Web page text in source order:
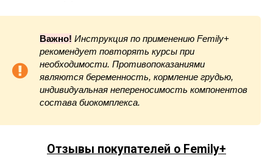
Важно! Инструкция по применению Femily+
рекомендует повторять курсы при
необходимости. Противопоказаниями
являются беременность, кормление грудью,
индивидуальная непереносимость компонентов
состава биокомплекса.
Отзывы покупателей о Femily+